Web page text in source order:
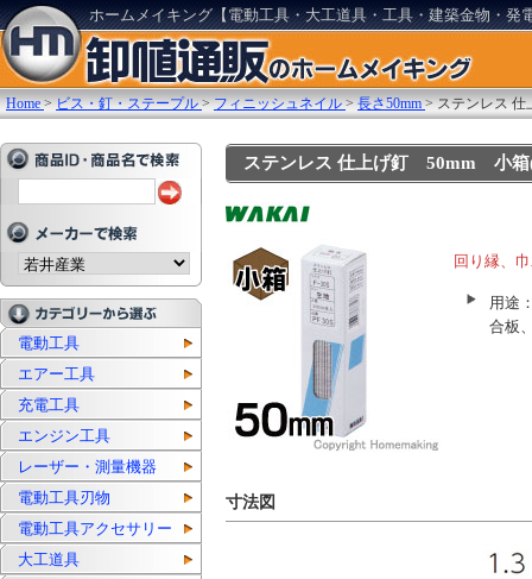
ホームメイキング【電動工具・大工道具・工具・建築金物・発
Home >ビス・釘・ステープル >フィニッシュネイル >長さ50mm >ステンレス
電動工具
エアー工具
充電工具
エンジン工具
レーザー・測量機器
電動工具刃物
電動工具アクセサリー
大工道具
ステンレス 仕上げ釘 50mm 小
回り縁、
用途
合板
寸法図